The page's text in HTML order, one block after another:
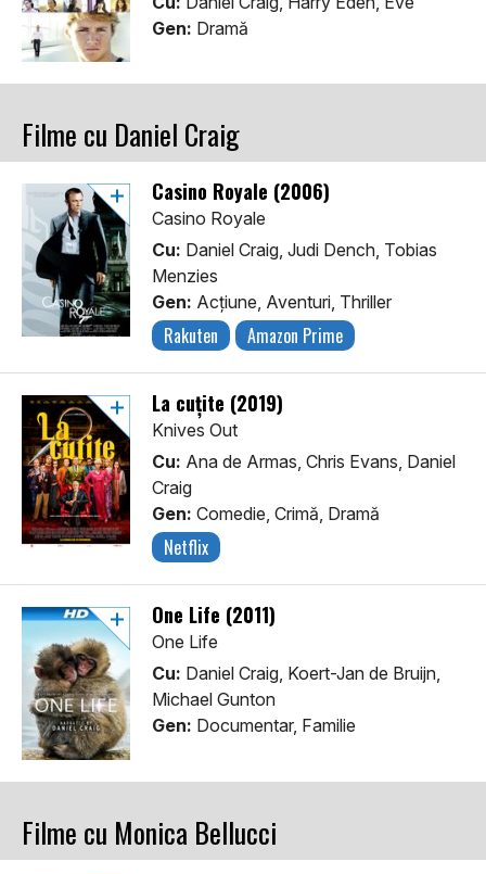
Gen: Dramă
Filme cu Daniel Craig
Casino Royale (2006)
Casino Royale
Cu: Daniel Craig, Judi Dench, Tobias
Menzies
Gen: Acţiune, Aventuri, Thriller
Rakuten Amazon Prime
La cuțite (2019)
Knives Out
Cu: Ana de Armas, Chris Evans, Daniel
Craig
Gen: Comedie, Crimă, Dramă
Netflix
One Life (2011)
One Life
Cu: Daniel Craig, Koert-Jan de Bruijn,
Michael Gunton
Gen: Documentar, Familie
Filme cu Monica Bellucci